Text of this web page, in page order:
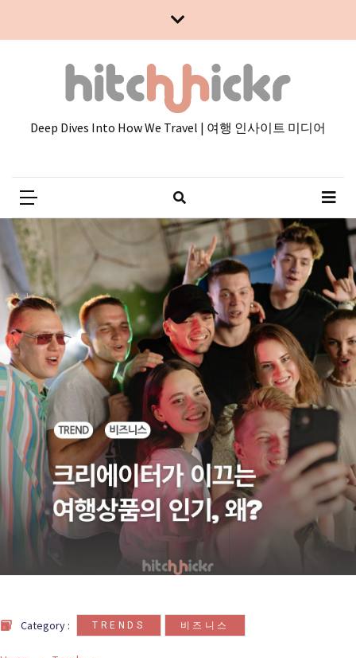
카
테
고
리
칼럼
92
인터뷰3
Deep Dives Into How We Travel | 여행 인사이트 미디어
Category : TRENDS 비즈니스